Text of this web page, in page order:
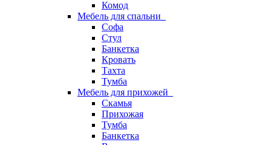
Комод
Мебель для спальни
Софа
Стул
Банкетка
Кровать
Тахта
Тумба
Мебель для прихожей
Скамья
Прихожая
Тумба
Банкетка